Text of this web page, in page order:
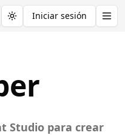
Toggle theme
Iniciar sesión
Studio para crear